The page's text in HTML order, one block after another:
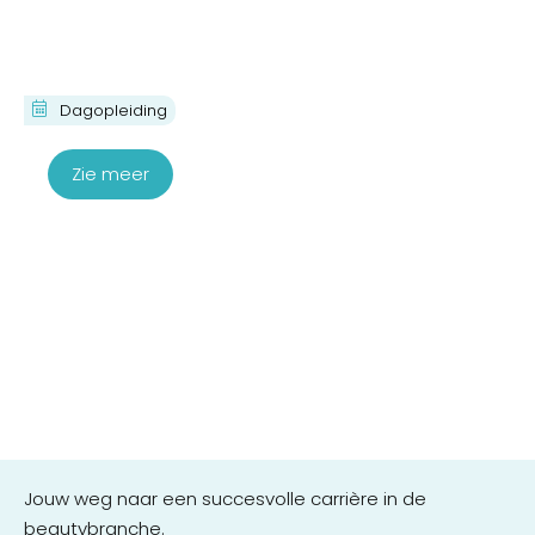
Dagopleiding
Praktijktraining Skinbooster
€280,00
Zie meer
Jouw weg naar een succesvolle carrière in de
beautybranche.